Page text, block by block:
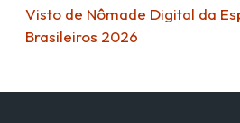
Visto de Nômade Digital da
Brasileiros 2026